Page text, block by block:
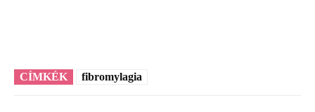
CÍMKÉK fibromylagia